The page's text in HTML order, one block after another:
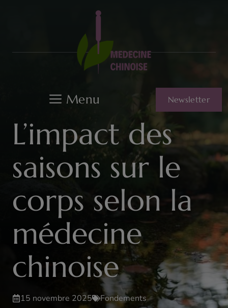
Menu Newsletter
L’impact des
saisons sur le
corps selon la
médecine
chinoise
15 novembre 2025 Fondements